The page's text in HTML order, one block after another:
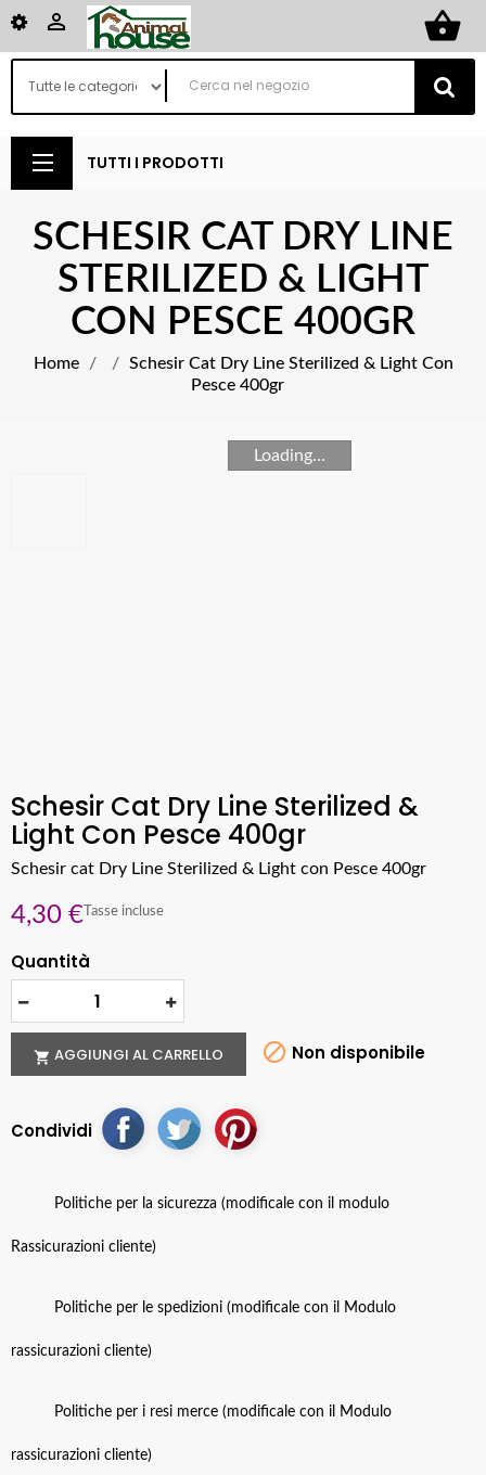
shopping_basket

TUTTI I PRODOTTI
SCHESIR CAT DRY LINE
STERILIZED & LIGHT
CON PESCE 400GR
Home
Schesir Cat Dry Line Sterilized & Light Con
Pesce 400gr
Loading...
Schesir Cat Dry Line Sterilized &
Light Con Pesce 400gr
Schesir cat Dry Line Sterilized & Light con Pesce 400gr
4,30 € Tasse incluse
Quantità
 AGGIUNGI AL CARRELLO  Non disponibile
Condividi
Politiche per la sicurezza (modificale con il modulo
Rassicurazioni cliente)
Politiche per le spedizioni (modificale con il Modulo
rassicurazioni cliente)
Politiche per i resi merce (modificale con il Modulo
rassicurazioni cliente)